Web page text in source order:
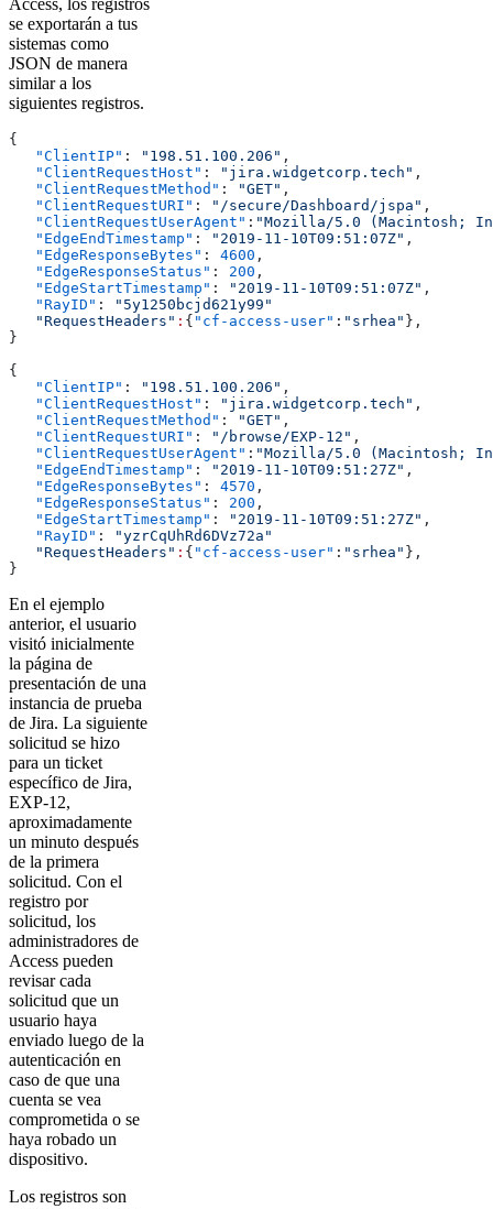
Access, los registros
se exportarán a tus
sistemas como
JSON de manera
similar a los
siguientes registros.
{
   "ClientIP"
: "198.51.100.206" ,
   "ClientRequestHost"
: "jira.widgetcorp.tech" ,
   "ClientRequestMethod"
: "GET" ,
   "ClientRequestURI"
: "/secure/Dashboard/jspa" ,
   "ClientRequestUserAgent"
: "Mozilla/5.0 (Macintosh;
   "EdgeEndTimestamp"
: "2019-11-10T09:51:07Z" ,
   "EdgeResponseBytes"
: 4600 ,
   "EdgeResponseStatus"
: 200 ,
   "EdgeStartTimestamp"
: "2019-11-10T09:51:07Z" ,
   "RayID"
:
"5y1250bcjd621y99"
   "RequestHeaders"
: { "cf-access-user" : "srhea" },
}
{
   "ClientIP"
: "198.51.100.206" ,
   "ClientRequestHost"
: "jira.widgetcorp.tech" ,
   "ClientRequestMethod"
: "GET" ,
   "ClientRequestURI"
: "/browse/EXP-12" ,
   "ClientRequestUserAgent"
: "Mozilla/5.0 (Macintosh;
   "EdgeEndTimestamp"
: "2019-11-10T09:51:27Z" ,
   "EdgeResponseBytes"
: 4570 ,
   "EdgeResponseStatus"
: 200 ,
   "EdgeStartTimestamp"
: "2019-11-10T09:51:27Z" ,
   "RayID"
:
"yzrCqUhRd6DVz72a"
   "RequestHeaders"
: { "cf-access-user" : "srhea" },
}
En el ejemplo
anterior, el usuario
visitó inicialmente
la página de
presentación de una
instancia de prueba
de Jira. La siguiente
solicitud se hizo
para un ticket
específico de Jira,
EXP-12,
aproximadamente
un minuto después
de la primera
solicitud. Con el
registro por
solicitud, los
administradores de
Access pueden
revisar cada
solicitud que un
usuario haya
enviado luego de la
autenticación en
caso de que una
cuenta se vea
comprometida o se
haya robado un
dispositivo.
Los registros son